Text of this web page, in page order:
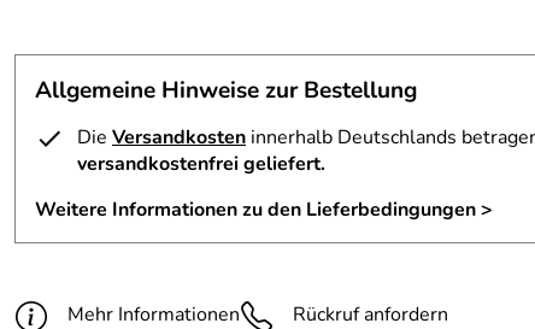
Trittfläche:
ca. 50 x 11 cm
Allgemeine Hinweise zur Bestellung
Die Versandkosten innerhalb Deutschlands
versandkostenfrei geliefert.
Weitere Informationen zu den Lieferbedingungen >
Mehr Informationen Rückruf anfordern